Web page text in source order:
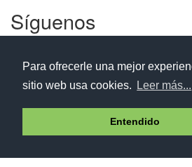
Para ofrecerle una mejor
sitio web usa cookies.
Leer más...
Entendido
Síguenos
Aviso legal